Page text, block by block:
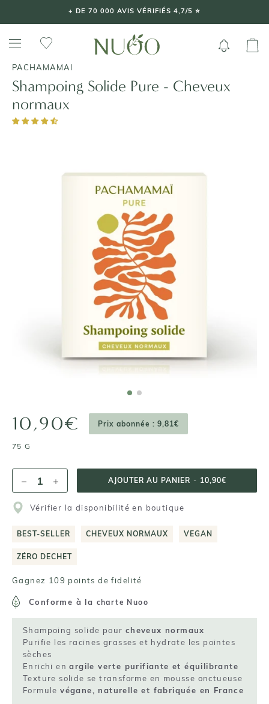
+ DE 70 000 AVIS VÉRIFIÉS 4,7/5 ⭐️
PACHAMAMAI
Shampoing Solide Pure - Cheveux
normaux
10,90€ Prix abonnée : 9,81€
75 G
AJOUTER AU PANIER - 10,90€
Vérifier la disponibilité en boutique
BEST-SELLER CHEVEUX NORMAUX VEGAN
ZÉRO DECHET
Gagnez 109 points de fidelité
Conforme à la charte Nuoo
Shampoing solide pour cheveux normaux
Purifie les racines grasses et hydrate les pointes
sèches
Enrichi enargile verte purifiante et équilibrante
Texture solide se transforme en mousse onctueuse
Formulevégane, naturelle et fabriquée en France